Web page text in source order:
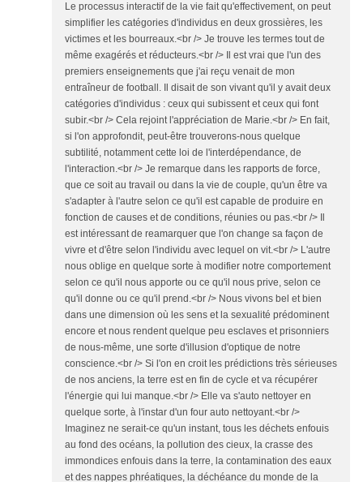
Le processus interactif de la vie fait qu'effectivement, on peut
simplifier les catégories d'individus en deux grossières, les
victimes et les bourreaux.<br /> Je trouve les termes tout de
même exagérés et réducteurs.<br /> Il est vrai que l'un des
premiers enseignements que j'ai reçu venait de mon
entraîneur de football. Il disait de son vivant qu'il y avait deux
catégories d'individus : ceux qui subissent et ceux qui font
subir.<br /> Cela rejoint l'appréciation de Marie.<br /> En fait,
si l'on approfondit, peut-être trouverons-nous quelque
subtilité, notamment cette loi de l'interdépendance, de
l'interaction.<br /> Je remarque dans les rapports de force,
que ce soit au travail ou dans la vie de couple, qu'un être va
s'adapter à l'autre selon ce qu'il est capable de produire en
fonction de causes et de conditions, réunies ou pas.<br /> Il
est intéressant de reamarquer que l'on change sa façon de
vivre et d'être selon l'individu avec lequel on vit.<br /> L'autre
nous oblige en quelque sorte à modifier notre comportement
selon ce qu'il nous apporte ou ce qu'il nous prive, selon ce
qu'il donne ou ce qu'il prend.<br /> Nous vivons bel et bien
dans une dimension où les sens et la sexualité prédominent
encore et nous rendent quelque peu esclaves et prisonniers
de nous-même, une sorte d'illusion d'optique de notre
conscience.<br /> Si l'on en croit les prédictions très sérieuses
de nos anciens, la terre est en fin de cycle et va récupérer
l'énergie qui lui manque.<br /> Elle va s'auto nettoyer en
quelque sorte, à l'instar d'un four auto nettoyant.<br />
Imaginez ne serait-ce qu'un instant, tous les déchets enfouis
au fond des océans, la pollution des cieux, la crasse des
immondices enfouis dans la terre, la contamination des eaux
et des nappes phréatiques, la déchéance du monde de la